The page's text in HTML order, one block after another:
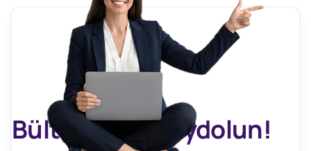
Bültenimize Kaydolun!